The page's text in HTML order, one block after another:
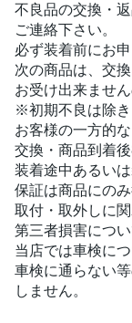
不良品の交換・
ご連絡下さい。
必ず装着前にお申
次の商品は、交
お受け出来ませ
※初期不良は除き
お客様の一方的
交換・商品到着
装着途中あるい
保証は商品にの
取付・取外しに
第三者損害につ
当店では車検に
車検に通らない
しません。